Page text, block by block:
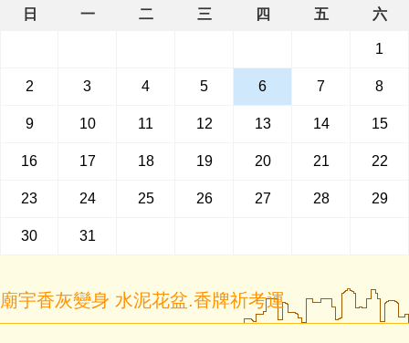
日 一 二 三 四 五 六
1
2 3 4 5 6 7 8
9 10 11 12 13 14 15
16 17 18 19 20 21 22
23 24 25 26 27 28 29
30 31
廟宇香灰變身 水泥花盆.香牌祈考運